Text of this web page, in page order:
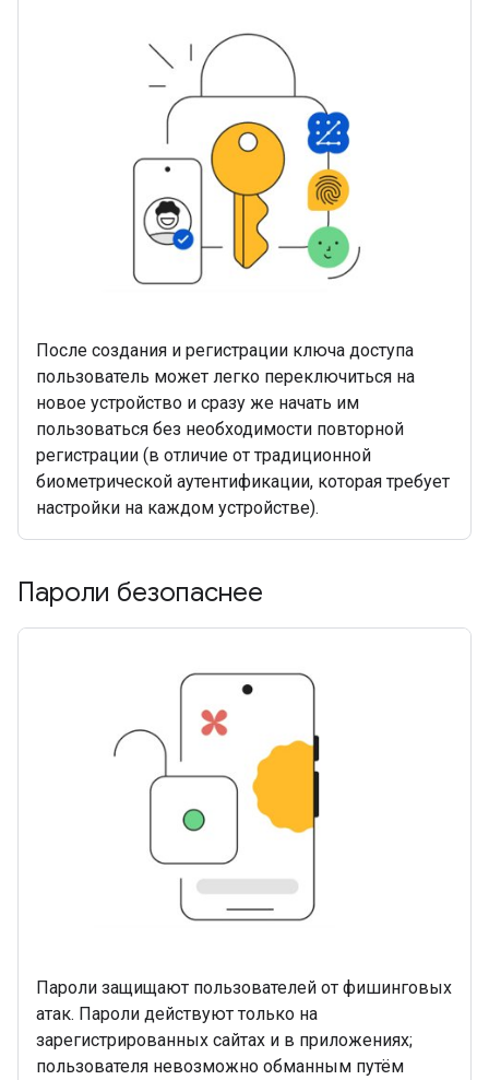
После создания и регистрации ключа доступа
пользователь может легко переключиться на
новое устройство и сразу же начать им
пользоваться без необходимости повторной
регистрации (в отличие от традиционной
биометрической аутентификации, которая требует
настройки на каждом устройстве).
Пароли безопаснее
Пароли защищают пользователей от фишинговых
атак. Пароли действуют только на
зарегистрированных сайтах и ​​в приложениях;
пользователя невозможно обманным путём